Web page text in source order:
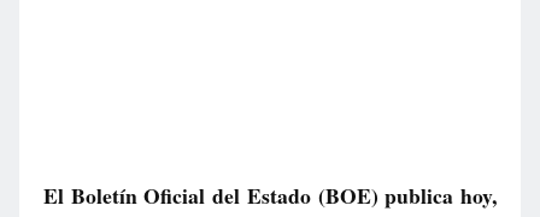
El Boletín Oficial del Estado (BOE) publica hoy,